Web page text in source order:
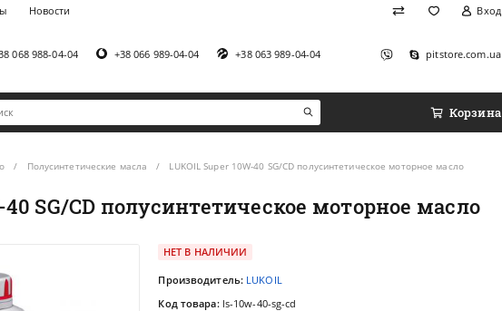
Новости Вход
068 988-04-04 +38 066 989-04-04 +38 063 989-04-04 pitstore.com.ua
Корзина
Полусинтетические масла LUKOIL Super 10W-40 SG/CD полусинтетическое моторное масло
40 SG/CD полусинтетическое моторное масло
НЕТ В НАЛИЧИИ
Производитель: LUKOIL
Код товара: ls-10w-40-sg-cd